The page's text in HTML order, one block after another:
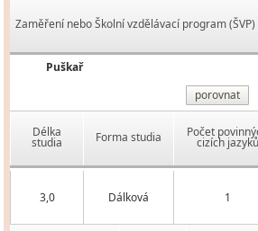
Zaměření nebo Školní vzdělávací program (ŠVP)
Puškař
porovnat
Délka
studia Forma studia Počet
cizích jazyků
3,0 Dálková 1